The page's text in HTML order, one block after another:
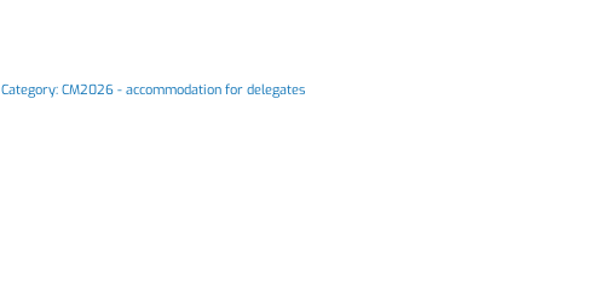
Category:CM2026 - accommodation for delegates